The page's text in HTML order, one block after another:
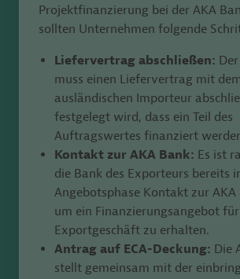
Projektfinanzierung bei der AKA
sollten Unternehmen folgende
Liefervertrag abschließen:
muss einen Liefervertrag mit
ausländischen Importeur
festgelegt wird, dass ein Teil des
Auftragswertes finanziert
Kontakt zur AKA Bank: Es ist
die Bank des Exporteurs bereits
Angebotsphase Kontakt zur
um ein Finanzierungsangebot
Exportgeschäft zu erhalten.
Antrag auf ECA-Deckung: Die
stellt gemeinsam mit der